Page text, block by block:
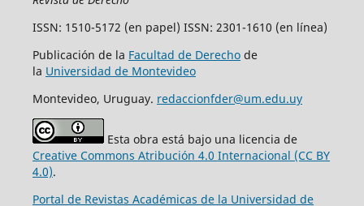
ISSN: 1510-5172 (en papel) ISSN: 2301-1610 (en línea)
Publicación de la Facultad de Derechode
la Universidad de Montevideo
Montevideo, Uruguay. redaccionfder@um.edu.uy
Esta obra está bajo una licencia de
Creative Commons Atribución 4.0 Internacional (CC BY
4.0).
Portal de Revistas Académicas de la Universidad de